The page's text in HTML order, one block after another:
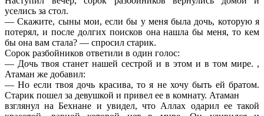
уселись за стол.
— Скажите, сыны мои, если бы у меня была дочь, которую я
потерял, и после долгих поисков она нашла бы меня, то кем
бы она вам стала? — спросил старик.
Сорок разбойников ответили в один голос:
— Дочь твоя станет нашей сестрой и в этом и в том мире. ,
Атаман же добавил:
— Но если твоя дочь красива, то я не хочу быть ей братом.
Старик пошел за девушкой и привел ее в комнату. Атаман
взглянул на Бехнане и увидел, что Аллах одарил ее такой